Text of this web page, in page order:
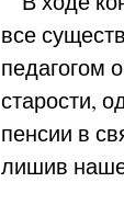
все
педагогом
старости,
пенсии в
лишив